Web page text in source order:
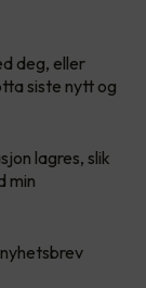
deg, eller
siste nytt og
lagres, slik
min